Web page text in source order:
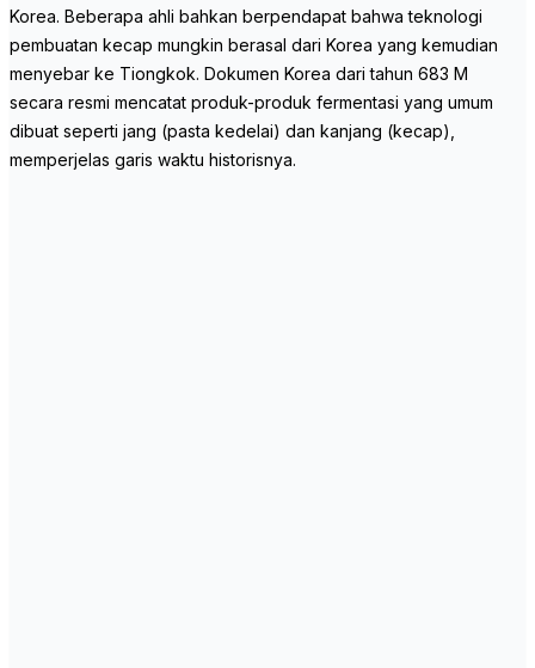
Korea. Beberapa ahli bahkan berpendapat bahwa teknologi
pembuatan kecap mungkin berasal dari Korea yang kemudian
menyebar ke Tiongkok. Dokumen Korea dari tahun 683 M
secara resmi mencatat produk-produk fermentasi yang umum
dibuat seperti jang (pasta kedelai) dan kanjang (kecap),
memperjelas garis waktu historisnya.